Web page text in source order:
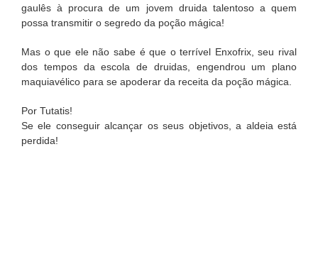
gaulês à procura de um jovem druida talentoso a quem
possa transmitir o segredo da poção mágica!
Mas o que ele não sabe é que o terrível Enxofrix, seu rival
dos tempos da escola de druidas, engendrou um plano
maquiavélico para se apoderar da receita da poção mágica.
Por Tutatis!
Se ele conseguir alcançar os seus objetivos, a aldeia está
perdida!